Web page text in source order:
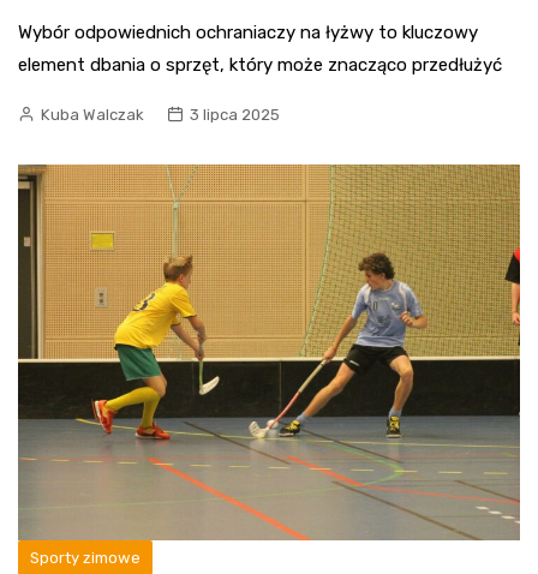
Wybór odpowiednich ochraniaczy na łyżwy to kluczowy
element dbania o sprzęt, który może znacząco przedłużyć
Kuba Walczak 3 lipca 2025
Sporty zimowe